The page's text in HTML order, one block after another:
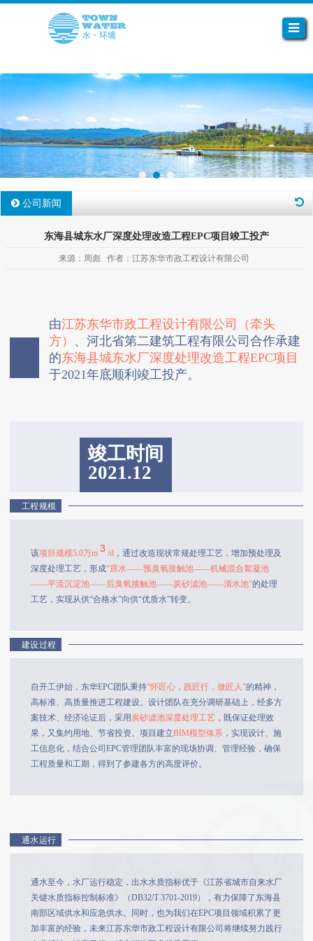
公司新闻
东海县城东水厂深度处理改造工程EPC项目竣工投产
来源：周彪 作者：江苏东华市政工程设计有限公司
由江苏东华市政工程设计有限公司（牵头
方）
、河北省第二建筑工程有限公司合作承建
的东海县城东水厂深度处理改造工程EPC项目
于2021年底顺利竣工投产。
竣工时间
2021.12
工程规模
该项目规模5.0万m 3 /d，通过改造现状常规处理工艺，增加预处理及
深度处理工艺，形成“原水——预臭氧接触池——机械混合絮凝池
——平流沉淀池——后臭氧接触池——炭砂滤池——清水池”的处理
工艺，实现从供“合格水”向供“优质水”转变。
建设过程
自开工伊始，东华EPC团队秉持“怀匠心，践匠行，做匠人”的精神，
高标准、高质量推进工程建设。设计团队在充分调研基础上，经多方
案技术、经济论证后，采用炭砂滤池深度处理工艺，既保证处理效
果，又集约用地、节省投资。项目建立BIM模型体系，实现设计、施
工信息化，结合公司EPC管理团队丰富的现场协调、管理经验，确保
工程质量和工期，得到了参建各方的高度评价。
通水运行
通水至今，水厂运行稳定，出水水质指标优于《江苏省城市自来水厂
关键水质指标控制标准》（DB32/T 3701-2019），有力保障了东海县
南部区域供水和应急供水。同时，也为我们在EPC项目领域积累了更
加丰富的经验，未来江苏东华市政工程设计有限公司将继续努力践行